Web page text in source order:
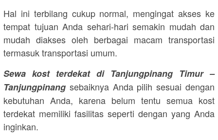
Hal ini terbilang cukup normal, mengingat akses ke
tempat tujuan Anda sehari-hari semakin mudah dan
mudah diakses oleh berbagai macam transportasi
termasuk transportasi umum.
Sewa kost terdekat di Tanjungpinang Timur –
Tanjungpinang sebaiknya Anda pilih sesuai dengan
kebutuhan Anda, karena belum tentu semua kost
terdekat memiliki fasilitas seperti dengan yang Anda
inginkan.